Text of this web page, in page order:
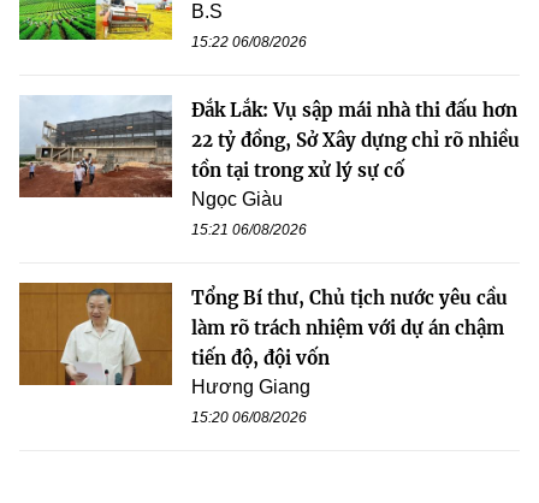
B.S
15:22 06/08/2026
Đắk Lắk: Vụ sập mái nhà thi đấu hơn
22 tỷ đồng, Sở Xây dựng chỉ rõ nhiều
tồn tại trong xử lý sự cố
Ngọc Giàu
15:21 06/08/2026
Tổng Bí thư, Chủ tịch nước yêu cầu
làm rõ trách nhiệm với dự án chậm
tiến độ, đội vốn
Hương Giang
15:20 06/08/2026